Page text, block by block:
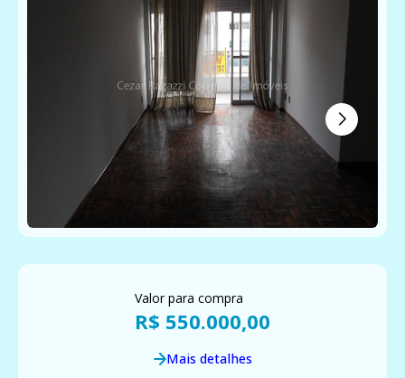
Valor para compra
R$ 550.000,00
Mais detalhes